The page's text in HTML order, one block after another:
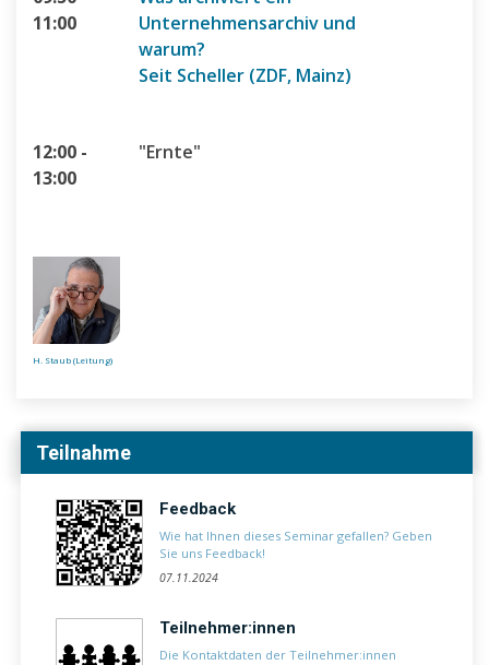
11:00
Unternehmensarchiv und
warum?
Seit Scheller (ZDF, Mainz)
12:00 -
13:00
"Ernte"
H. Staub (Leitung)
Teilnahme
Feedback
Wie hat Ihnen dieses Seminar gefallen? Geben
Sie uns Feedback!
07.11.2024
Teilnehmer:innen
Die Kontaktdaten der Teilnehmer:innen